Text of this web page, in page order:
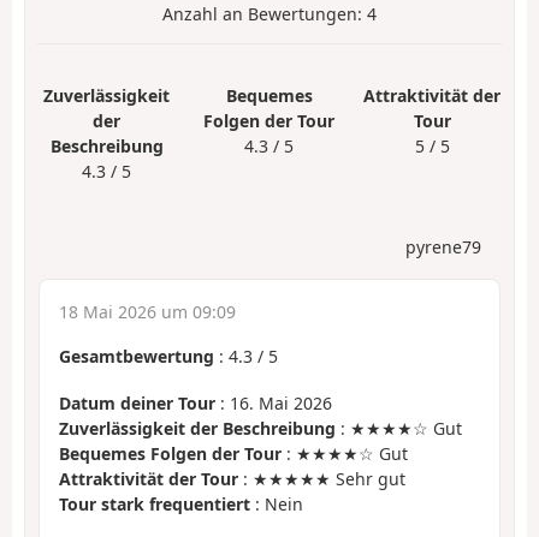
Anzahl an Bewertungen: 4
Zuverlässigkeit
der
Beschreibung
4.3 / 5
Bequemes
Folgen der Tour
4.3 / 5
Attraktivität der
Tour
5 / 5
pyrene79
18 Mai 2026 um 09:09
Gesamtbewertung : 4.3 / 5
Datum deiner Tour : 16. Mai 2026
Zuverlässigkeit der Beschreibung : ★★★★☆ Gut
Bequemes Folgen der Tour : ★★★★☆ Gut
Attraktivität der Tour : ★★★★★ Sehr gut
Tour stark frequentiert : Nein